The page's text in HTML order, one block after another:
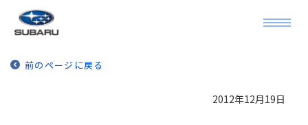
前のページに戻る
2012年12月19日